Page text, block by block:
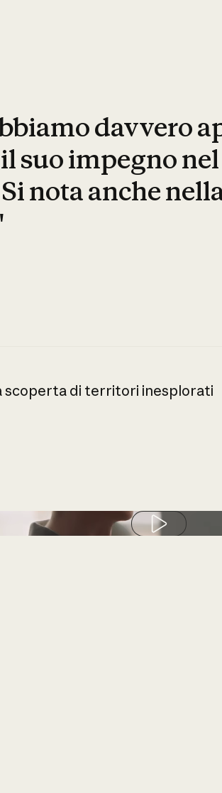
davvero
suo impegno nel
nota anche
scoperta di territori inesplorati
Play video